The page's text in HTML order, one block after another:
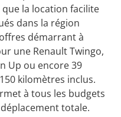
la location facilite
dans la région
démarrant à
une Renault Twingo,
Up ou encore 39
kilomètres inclus.
à tous les budgets
totale.